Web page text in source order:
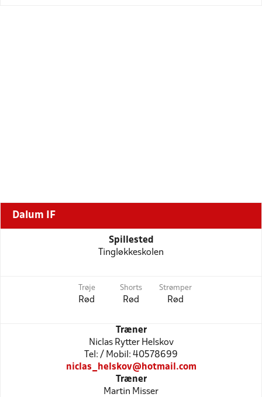
Dalum IF
Spillested
Tingløkkeskolen
Trøje
Rød
Shorts
Rød
Strømper
Rød
Træner
Niclas Rytter Helskov
Tel: / Mobil: 40578699
niclas_helskov@hotmail.com
Træner
Martin Misser